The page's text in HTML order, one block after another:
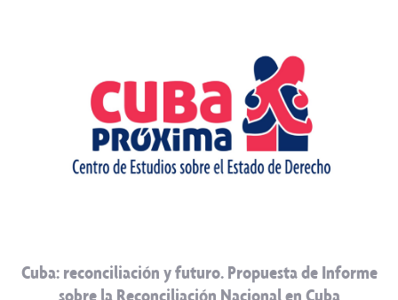
Cuba: reconciliación y futuro. Propuesta de Informe
sobre la Reconciliación Nacional en Cuba